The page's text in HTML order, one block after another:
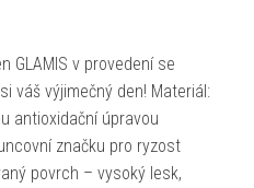
GLAMIS v provedení se
váš výjimečný den! Materiál:
antioxidační úpravou
značku pro ryzost
povrch – vysoký lesk,